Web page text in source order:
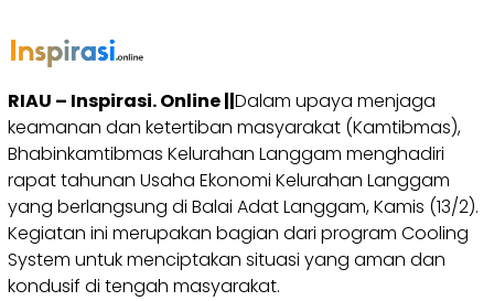
RIAU – Inspirasi. Online ||Dalam upaya menjaga
keamanan dan ketertiban masyarakat (Kamtibmas),
Bhabinkamtibmas Kelurahan Langgam menghadiri
rapat tahunan Usaha Ekonomi Kelurahan Langgam
yang berlangsung di Balai Adat Langgam, Kamis (13/2).
Kegiatan ini merupakan bagian dari program Cooling
System untuk menciptakan situasi yang aman dan
kondusif di tengah masyarakat.